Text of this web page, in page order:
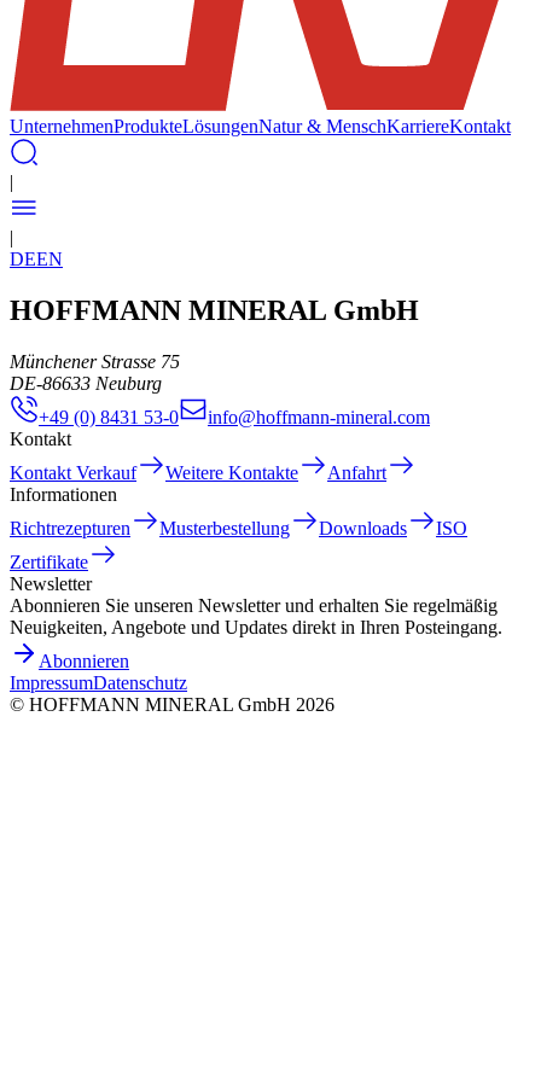
UnternehmenProdukteLösungenNatur & MenschKarriereKontakt
|
|
DEEN
HOFFMANN MINERAL GmbH
Münchener Strasse 75
DE-86633 Neuburg
+49 (0) 8431 53-0
info@hoffmann-mineral.com
Kontakt
Kontakt Verkauf
Weitere Kontakte
Anfahrt
Informationen
Richtrezepturen
Musterbestellung Downloads
ISO
Zertifikate
Newsletter
Abonnieren Sie unseren Newsletter und erhalten Sie regelmäßig
Neuigkeiten, Angebote und Updates direkt in Ihren Posteingang.
Abonnieren
ImpressumDatenschutz
© HOFFMANN MINERAL GmbH 2026